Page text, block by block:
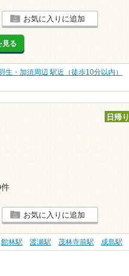
お気に入りに追加
見る
生・加須周辺 駅近（徒歩10分以内）
日帰り
お気に入りに追加
館林駅 渡瀬駅 茂林寺前駅 成島駅